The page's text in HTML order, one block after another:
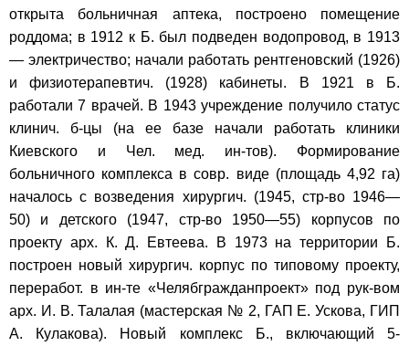
открыта больничная аптека, построено помещение
роддома; в 1912 к Б. был подведен водопровод, в 1913
— электричество; начали работать рентгеновский (1926)
и физиотерапевтич. (1928) кабинеты. В 1921 в Б.
работали 7 врачей. В 1943 учреждение получило статус
клинич. б-цы (на ее базе начали работать клиники
Киевского и Чел. мед. ин-тов). Формирование
больничного комплекса в совр. виде (площадь 4,92 га)
началось с возведения хирургич. (1945, стр-во 1946—
50) и детского (1947, стр-во 1950—55) корпусов по
проекту арх. К. Д. Евтеева. В 1973 на территории Б.
построен новый хирургич. корпус по типовому проекту,
переработ. в ин-те «Челябгражданпроект» под рук-вом
арх. И. В. Талалая (мастерская № 2, ГАП Е. Ускова, ГИП
А. Кулакова). Новый комплекс Б., включающий 5-